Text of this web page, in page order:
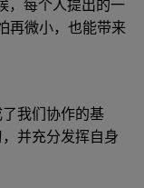
，每个人提出的一
再微小，也能带来
我们协作的基
并充分发挥自身